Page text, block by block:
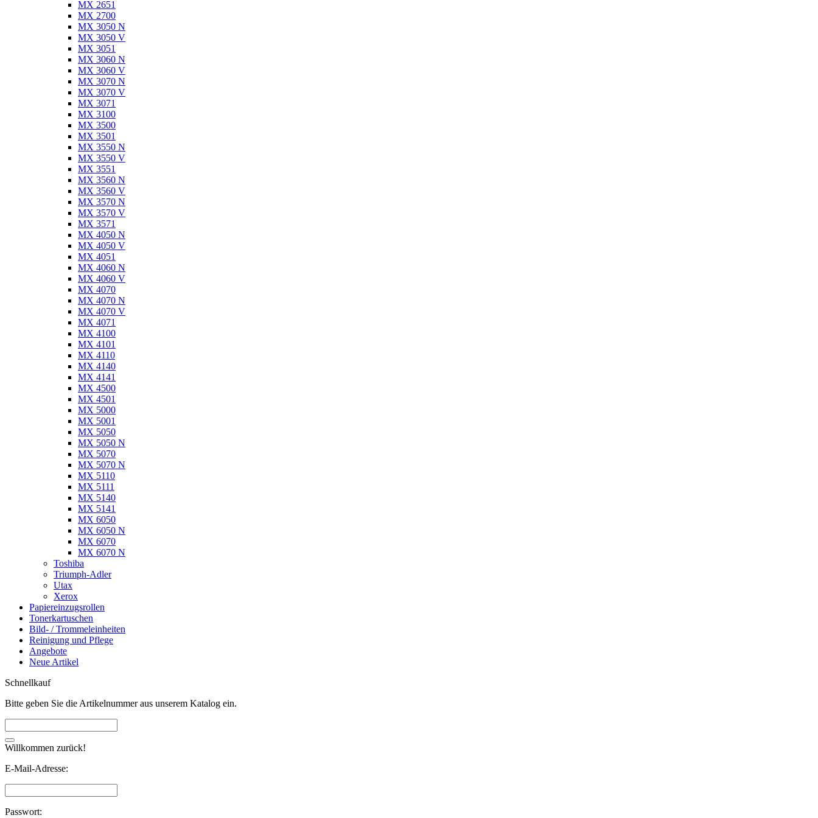
MX 2651
MX 2700
MX 3050 N
MX 3050 V
MX 3051
MX 3060 N
MX 3060 V
MX 3070 N
MX 3070 V
MX 3071
MX 3100
MX 3500
MX 3501
MX 3550 N
MX 3550 V
MX 3551
MX 3560 N
MX 3560 V
MX 3570 N
MX 3570 V
MX 3571
MX 4050 N
MX 4050 V
MX 4051
MX 4060 N
MX 4060 V
MX 4070
MX 4070 N
MX 4070 V
MX 4071
MX 4100
MX 4101
MX 4110
MX 4140
MX 4141
MX 4500
MX 4501
MX 5000
MX 5001
MX 5050
MX 5050 N
MX 5070
MX 5070 N
MX 5110
MX 5111
MX 5140
MX 5141
MX 6050
MX 6050 N
MX 6070
MX 6070 N
Toshiba
Triumph-Adler
Utax
Xerox
Papiereinzugsrollen
Tonerkartuschen
Bild- / Trommeleinheiten
Reinigung und Pflege
Angebote
Neue Artikel
Schnellkauf
Bitte geben Sie die Artikelnummer aus unserem Katalog ein.
Willkommen zurück!
E-Mail-Adresse:
Passwort: